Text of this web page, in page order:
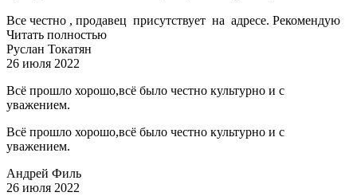
Все честно , продавец присутствует на адресе. Рекомендую
Читать полностью
Руслан Токатян
26 июля 2022
Всё прошло хорошо,всё было честно культурно и с
уважением.
Всё прошло хорошо,всё было честно культурно и с
уважением.
Андрей Филь
26 июля 2022